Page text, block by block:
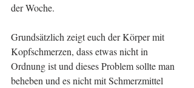
der Woche.
Grundsätzlich zeigt euch der Körper mit
Kopfschmerzen, dass etwas nicht in
Ordnung ist und dieses Problem sollte man
beheben und es nicht mit Schmerzmittel